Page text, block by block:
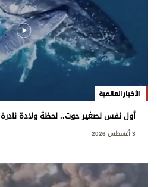
الأخبار العالمية
أول نفس لصغير حوت.. لحظة ولادة نادرة
3 أغسطس 2026